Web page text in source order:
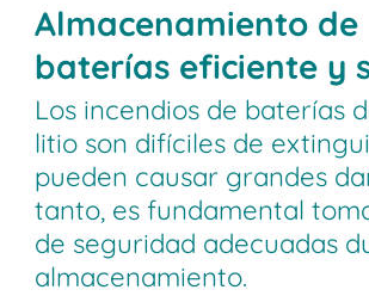
Almacenamiento de
baterías eficiente y
Los incendios de baterías
litio son difíciles de
pueden causar grandes
tanto, es fundamental
de seguridad adecuadas
almacenamiento.